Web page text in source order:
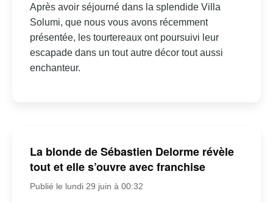
Après avoir séjourné dans la splendide Villa
Solumi, que nous vous avons récemment
présentée, les tourtereaux ont poursuivi leur
escapade dans un tout autre décor tout aussi
enchanteur.
La blonde de Sébastien Delorme révèle
tout et elle s’ouvre avec franchise
Publié le lundi 29 juin à 00:32